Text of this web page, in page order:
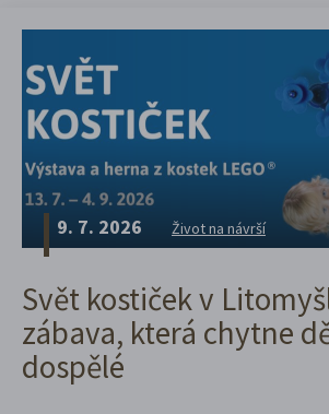
9. 7. 2026 Život na návrší
Svět kostiček v
zábava, která chytne
dospělé